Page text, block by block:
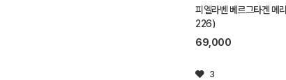
피엘라벤 베르그타겐 메
226)
69,000
3